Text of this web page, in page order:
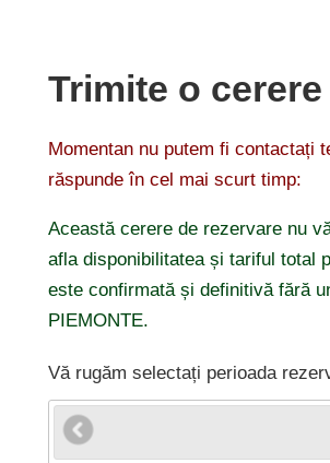
Trimite o
Momentan nu putem fi contactați
răspunde în cel mai scurt timp:
Această cerere de rezervare nu
afla disponibilitatea și tariful total
este confirmată și definitivă fără
PIEMONTE.
Vă rugăm selectați perioada